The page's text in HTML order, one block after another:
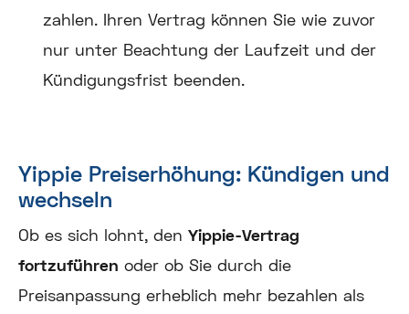
zahlen. Ihren Vertrag können Sie wie zuvor
nur unter Beachtung der Laufzeit und der
Kündigungsfrist beenden.
Yippie Preiserhöhung: Kündigen und
wechseln
Ob es sich lohnt, den Yippie-Vertrag
fortzuführen oder ob Sie durch die
Preisanpassung erheblich mehr bezahlen als